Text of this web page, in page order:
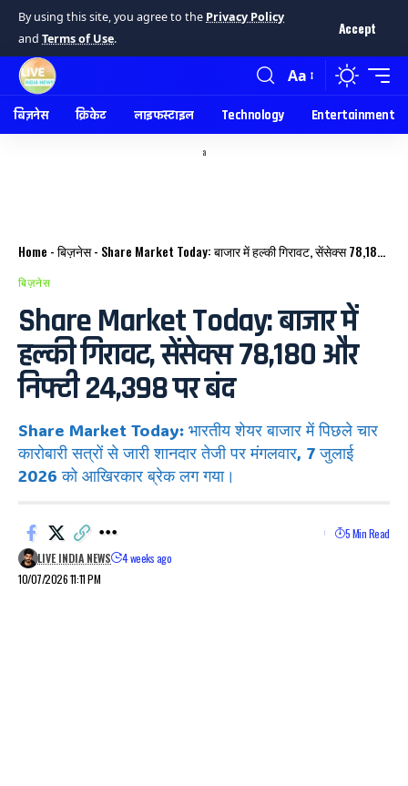
By using this site, you agree to the Privacy Policy
and Terms of Use.
Accept
Aa
बिज़नेस क्रिकेट लाइफस्टाइल Technology Entertainment
a
Home -बिज़नेस- Share Market Today: बाजार में हल्की गिरावट, सेंसेक्स 78,180 और निफ्टी 24,398 पर बंद
बिज़नेस
Share Market Today: बाजार में
हल्की गिरावट, सेंसेक्स 78,180 और
निफ्टी 24,398 पर बंद
Share Market Today: भारतीय शेयर बाजार में पिछले चार
कारोबारी सत्रों से जारी शानदार तेजी पर मंगलवार, 7 जुलाई
2026 को आखिरकार ब्रेक लग गया।
10/07/2026 11:11 PM
LIVE INDIA NEWS 4 weeks ago
5 Min Read